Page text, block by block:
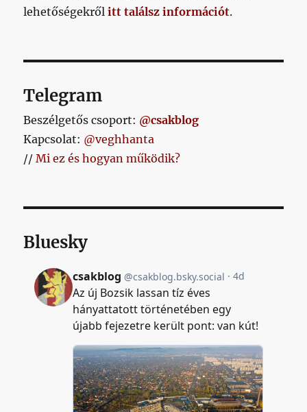
lehetőségekrőlitt találsz információt.
Telegram
Beszélgetős csoport: @csakblog
Kapcsolat: @veghhanta
//Mi ez és hogyan működik?
Bluesky